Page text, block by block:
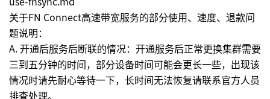
关于FN Connect高速带宽服务的部分使用、速度、退款问
题说明：
A. 开通后服务后断联的情况：开通服务后正常更换集群需要
三到五分钟的时间，部分设备时间可能会更长一些，出现该
情况时请先耐心等待一下，长时间无法恢复请联系官方人员
排查处理。